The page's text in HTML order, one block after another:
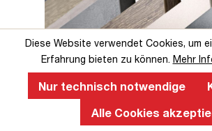
Perfekte Ergonomie
höhenverstellbaren
Ein ergonomischer, höhenverstellbarer
Diese Website verwendet Cookies, um
Erfahrung bieten zu können. Mehr
Nur technisch notwendige
Alle Cookies